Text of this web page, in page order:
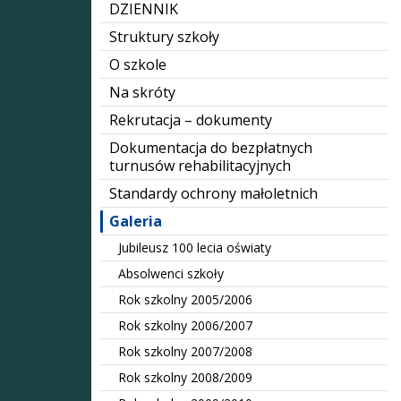
DZIENNIK
Struktury szkoły
O szkole
Na skróty
Rekrutacja – dokumenty
Dokumentacja do bezpłatnych
turnusów rehabilitacyjnych
Standardy ochrony małoletnich
Galeria
Jubileusz 100 lecia oświaty
Absolwenci szkoły
Rok szkolny 2005/2006
Rok szkolny 2006/2007
Rok szkolny 2007/2008
Rok szkolny 2008/2009